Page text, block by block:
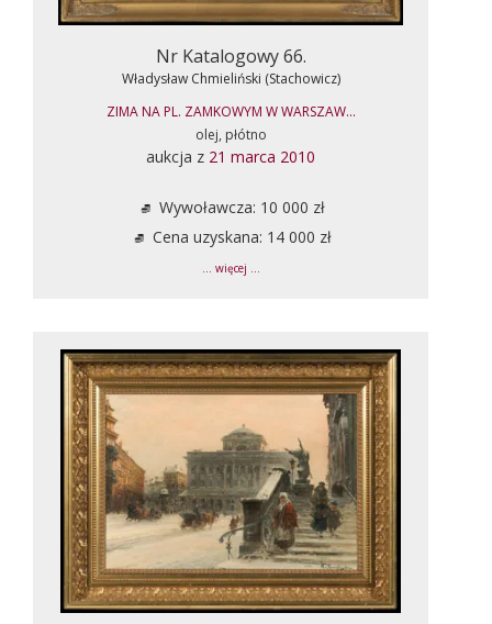
Nr Katalogowy 66.
Władysław Chmieliński (Stachowicz)
ZIMA NA PL. ZAMKOWYM W WARSZAW...
olej, płótno
aukcja z 21 marca 2010
Wywoławcza: 10 000 zł
Cena uzyskana: 14 000 zł
... więcej ...